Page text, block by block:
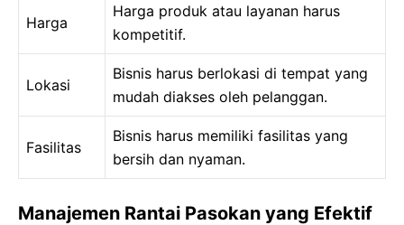
Harga
Harga produk atau layanan harus
kompetitif.
Lokasi
Bisnis harus berlokasi di tempat yang
mudah diakses oleh pelanggan.
Fasilitas
Bisnis harus memiliki fasilitas yang
bersih dan nyaman.
Manajemen Rantai Pasokan yang Efektif